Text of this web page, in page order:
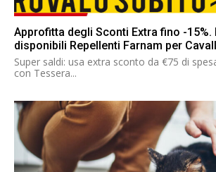
Approfitta degli Sconti Extra fino -15%.
disponibili Repellenti Farnam per
Super saldi: usa extra sconto da €75 di
con Tessera...